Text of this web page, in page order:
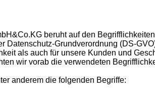
beruht auf den
Datenschutz-Grundverordnung (DS-
als auch für unsere Kunden und
wir vorab die verwendeten
anderem die folgenden Begriffe: